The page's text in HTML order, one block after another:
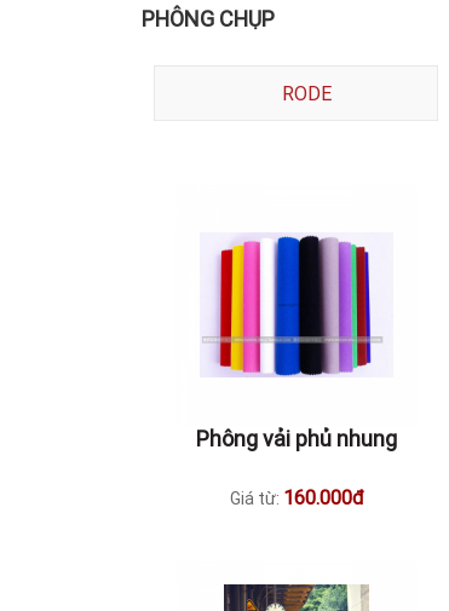
PHÔNG CHỤP
RODE
Phông vải phủ nhung
Giá từ: 160.000đ